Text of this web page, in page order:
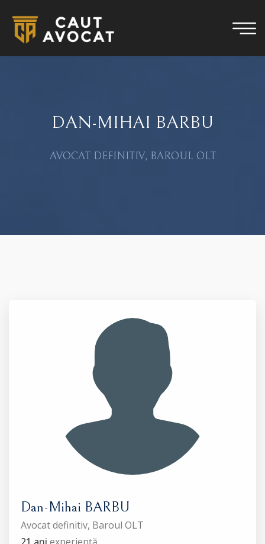
DAN-MIHAI BARBU
AVOCAT DEFINITIV, BAROUL OLT
Dan-Mihai BARBU
Avocat definitiv, Baroul OLT
21 ani experiență